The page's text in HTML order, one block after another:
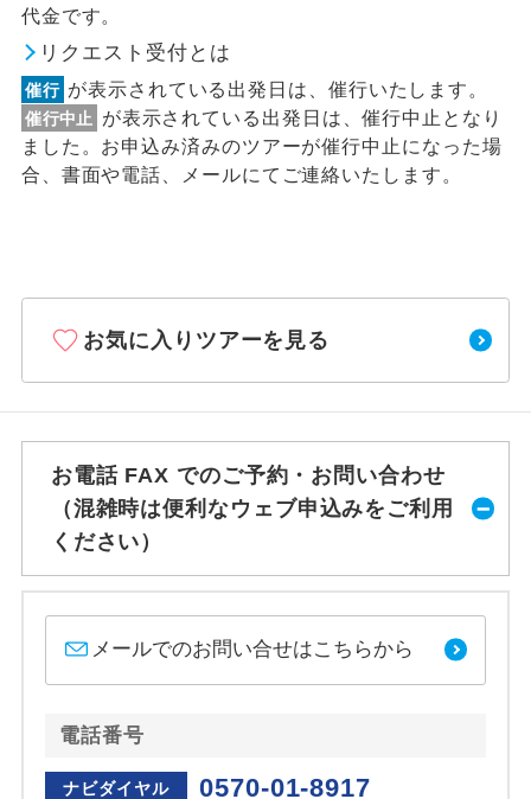
代金です。
リクエスト受付とは
催行 が表示されている出発日は、催行いたします。
催行中止
が表示されている出発日は、催行中止となり
ました。お申込み済みのツアーが催行中止になった場
合、書面や電話、メールにてご連絡いたします。
お気に入りツアーを見る
お電話 FAX でのご予約・お問い合わせ
（混雑時は便利なウェブ申込みをご利用
ください）
メールでのお問い合せはこちらから
電話番号
ナビダイヤル 0570-01-8917